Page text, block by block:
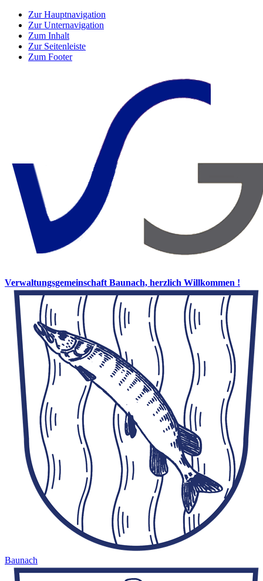
Zur Hauptnavigation
Zur Unternavigation
Zum Inhalt
Zur Seitenleiste
Zum Footer
Verwaltungsgemeinschaft Baunach, herzlich Willkommen !
Baunach